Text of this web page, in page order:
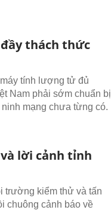
thách thức
tính lượng tử đủ
Nam phải sớm chuẩn bị
mạng chưa từng có.
lời cảnh tỉnh
trường kiểm thử và tấn
chuông cảnh báo về